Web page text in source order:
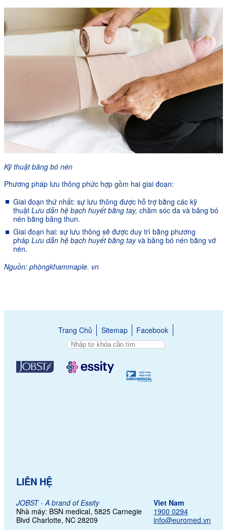
Kỹ thuật băng bó nén
Phương pháp lưu thông phức hợp gồm hai giai đoạn:
Giai đoạn thứ nhất: sự lưu thông được hỗ trợ bằng các kỹ
thuật Lưu dẫn hệ bạch huyết bằng tay, chăm sóc da và băng bó
nén bằng băng thun.
Giai đoạn hai: sự lưu thông sẽ được duy trì bằng phương
phápLưu dẫn hệ bạch huyết bằng tayvà băng bó nén bằng vớ
nén.
Nguồn: phòngkhammaple. vn
Trang Chủ Sitemap Facebook
LIÊN HỆ
JOBST - A brand of Essity
Nhà máy: BSN medical, 5825 Carnegie
Blvd Charlotte, NC 28209
Viet Nam
1900 0294
info@euromed.vn